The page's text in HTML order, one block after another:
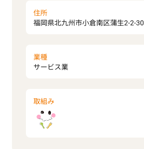
住所
福岡県北九州市小倉南区蒲生2-2-30
業種
サービス業
取組み